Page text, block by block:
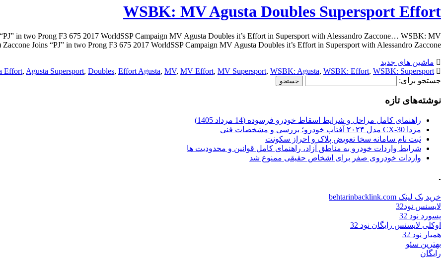
WSBK: MV Agusta Doubles Supersport Effort
in two Prong F3 675 2017 WorldSSP Campaign MV Agusta Doubles it’s Effort in Supersport with Alessandro Zaccone… WSBK: MV
Joins “PJ” in two Prong F3 675 2017 WorldSSP Campaign MV Agusta Doubles it’s Effort in Supersport with Alessandro Zaccone… […]
ماشین های جدید
Effort, Agusta Supersport, Doubles, Effort Agusta, MV, MV Effort, MV Supersport, WSBK: Agusta, WSBK: Effort, WSBK: Supersport
جستجو برای:
نوشته‌های تازه
راهنمای کامل مراحل و شرایط اسقاط خودرو فرسوده (14 مرداد 1405)
مزدا CX-30 مدل ۲۰۲۴ آفتاب خودرو؛ بررسی و مشخصات فنی
ثبت نام سامانه سخا تعویض پلاک و احراز سکونت
شرایط واردات خودرو به مناطق آزاد، راهنمای کامل قوانین و محدودیت ها
واردات خودروی صفر برای اشخاص حقیقی ممنوع شد
.
خرید بک لینک behtarinbacklink.com
لایسنس نود32
پسورد نود 32
اوکلی لایسنس رایگان نود 32
همیار نود 32
بهترین سئو
رایگان